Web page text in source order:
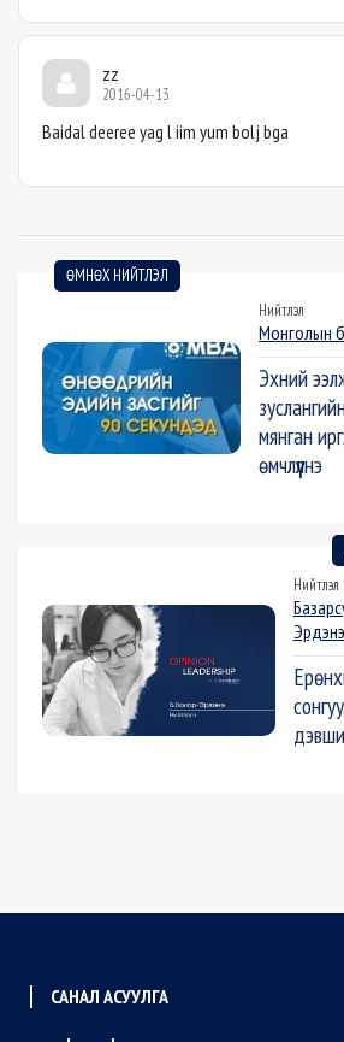
zz
2016-04-13
Baidal deeree yag l iim yum bolj bga
ӨМНӨХ НИЙТЛЭЛ
Нийтлэл
Монголын
Эхний
мянган
өмчлүүлнэ
Нийтлэл
Эрдэнэ
САНАЛ АСУУЛГА